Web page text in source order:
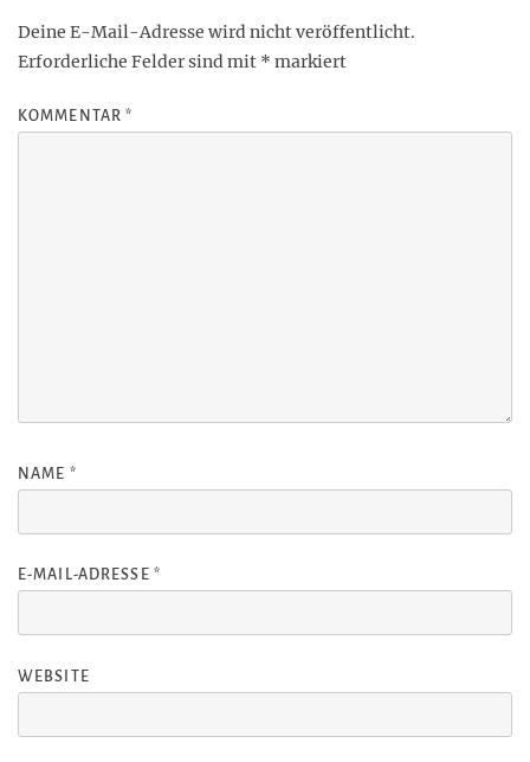
Deine E-Mail-Adresse wird nicht veröffentlicht.
Erforderliche Felder sind mit * markiert
KOMMENTAR*
NAME *
E-MAIL-ADRESSE *
WEBSITE